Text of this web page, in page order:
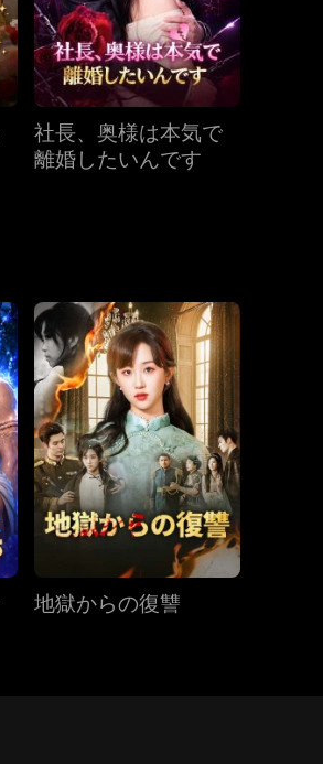
第37話 第38話 第39話
第40話社長、奥様は本気で
離婚したいんです
地獄からの復讐